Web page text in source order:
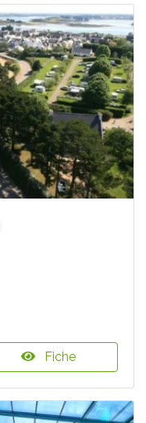
Fiche